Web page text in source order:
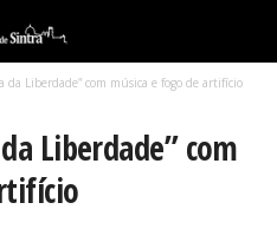
da Liberdade” com música e fogo de artifício
Liberdade” com